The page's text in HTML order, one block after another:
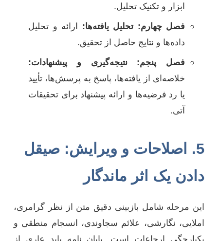
ابزار و تکنیک تحلیل.
فصل چهارم: تحلیل یافته‌ها: ارائه و تحلیل
داده‌ها و نتایج حاصل از تحقیق.
فصل پنجم: نتیجه‌گیری و پیشنهادات:
خلاصه‌ای از یافته‌ها، پاسخ به پرسش‌ها، تأیید
یا رد فرضیه‌ها و ارائه پیشنهاد برای تحقیقات
آتی.
5. اصلاحات و ویرایش: صیقل
دادن یک اثر ماندگار
این مرحله شامل بازبینی دقیق متن از نظر گرامری،
املایی، نگارشی، علائم سجاوندی، انسجام منطقی و
یکپارچگی ارجاعات است. پایان نامه باید عاری از